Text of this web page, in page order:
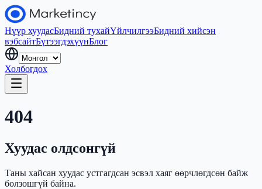
Нүүр хуудасБидний тухайҮйлчилгээБидний хийсэн
вэбсайтБүтээгдэхүүнБлог
Холбогдох
404
Хуудас олдсонгүй
Таны хайсан хуудас устгагдсан эсвэл хаяг өөрчлөгдсөн байж
болзошгүй байна.